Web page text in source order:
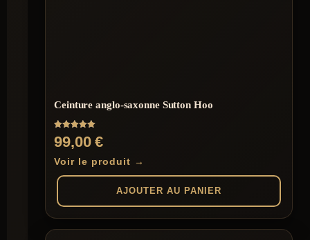
Ceinture anglo-saxonne Sutton Hoo
Note
5.00
sur 5
99,00€
Voir le produit →
AJOUTER AU PANIER